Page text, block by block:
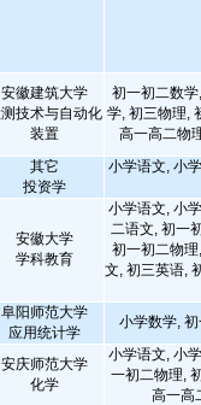
安徽建筑大学
技术与自动化
装置
初一初二数
学, 初三物理,
高一高二物
其它
投资学
小学语文, 小
安徽大学
学科教育
小学语文, 小
二语文, 初一
初一初二物
文, 初三英语,
阜阳师范大学
应用统计学
小学数学,
安庆师范大学
化学
小学语文, 小
一初二物理,
高一高